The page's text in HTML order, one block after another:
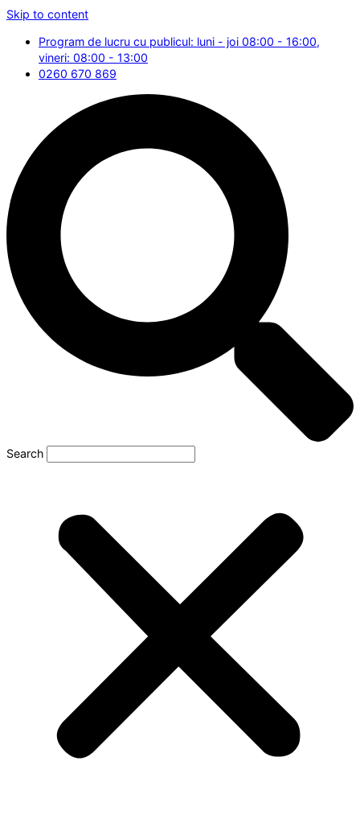
Skip to content
Program de lucru cu publicul: luni - joi 08:00 - 16:00,
vineri: 08:00 - 13:00
0260 670 869
Search